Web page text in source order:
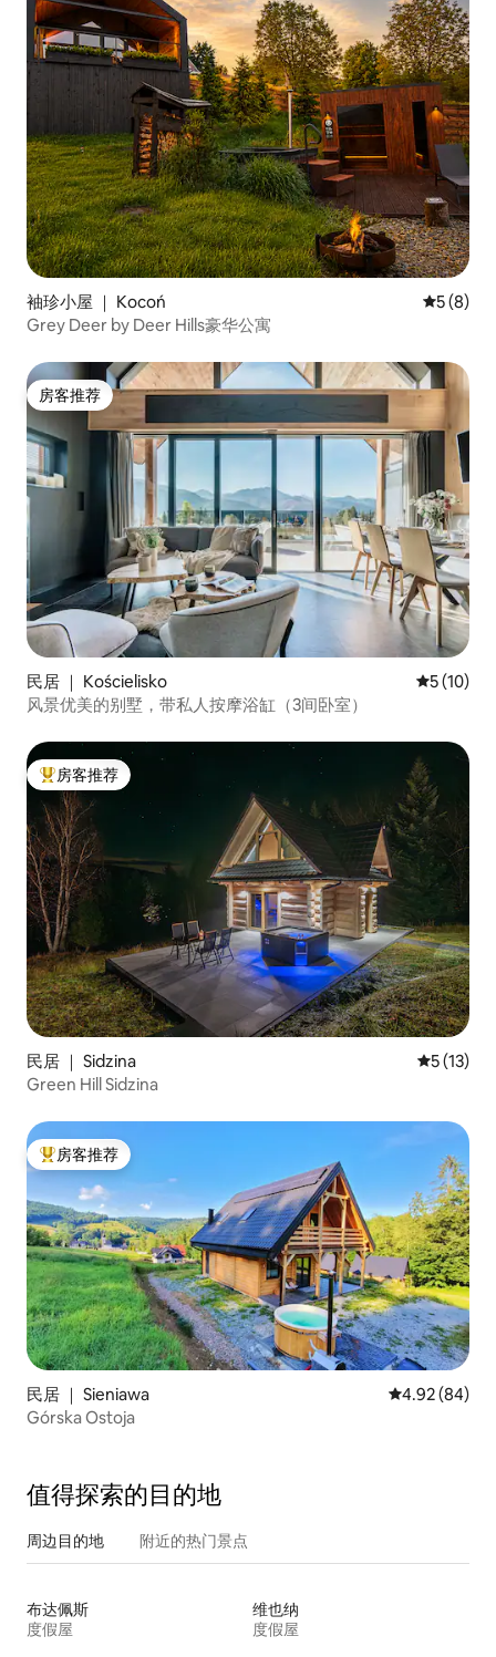
袖珍小屋 ｜ Kocoń 平均评分
5 (8)
Grey Deer by Deer Hills豪华公寓
房客推荐
房客推荐
民居 ｜ Kościelisko 平均评分
5 (10)
风景优美的别墅，带私人按摩浴缸（3间卧室）
热门「房客推荐」
房客推荐
民居 ｜ Sidzina 平均评分
5 (13)
Green Hill Sidzina
热门「房客推荐」
房客推荐
民居 ｜ Sieniawa 平均评分 4.92
4.92 (84)
Górska Ostoja
值得探索的目的地
周边目的地 附近的热门景点
布达佩斯
度假屋
维也纳
度假屋